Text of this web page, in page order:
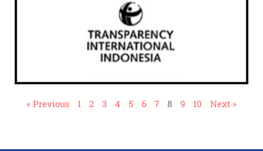
« Previous 1 2 3 4 5 6 7 8 9 10 Next »